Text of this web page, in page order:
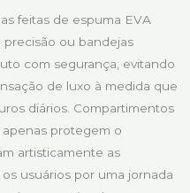
feitas de espuma EVA
ou bandejas
com segurança, evitando
de luxo à medida que
diários. Compartimentos
protegem o
artisticamente as
usuários por uma jornada